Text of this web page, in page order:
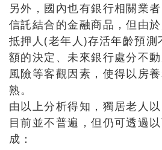
另外，國內也有銀行相關業
信託結合的金融商品，但由於
抵押人(老年人)存活年齡預測
額的決定、未來銀行處分不
風險等客觀因素，使得以房
熟。
由以上分析得知，獨居老人
目前並不普遍，但仍可透過
成：